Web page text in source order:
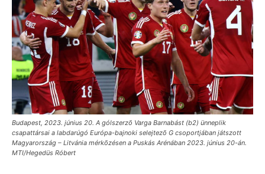
Budapest, 2023. június 20. A gólszerzõ Varga Barnabást (b2) ünneplik
csapattársai a labdarúgó Európa-bajnoki selejtezõ G csoportjában játszott
Magyarország – Litvánia mérkõzésen a Puskás Arénában 2023. június 20-án.
MTI/Hegedüs Róbert